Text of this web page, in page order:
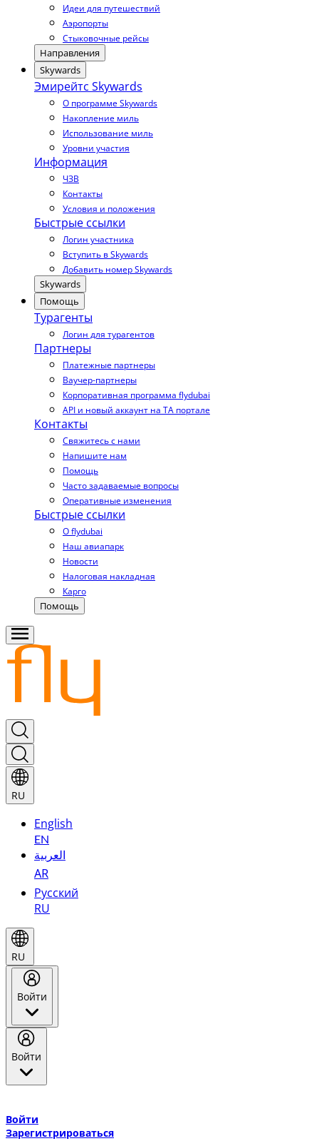
Идеи для путешествий
Аэропорты
Стыковочные рейсы
Направления
Skywards
Эмирейтс Skywards
О программе Skywards
Накопление миль
Использование миль
Уровни участия
Информация
ЧЗВ
Контакты
Условия и положения
Быстрые ссылки
Логин участника
Вступить в Skywards
Добавить номер Skywards
Skywards
Помощь
Турагенты
Логин для турагентов
Партнеры
Платежные партнеры
Ваучер-партнеры
Корпоративная программа flydubai
API и новый аккаунт на TA портале
Контакты
Свяжитесь с нами
Напишите нам
Помощь
Часто задаваемые вопросы
Оперативные изменения
Быстрые ссылки
О flydubai
Наш авиапарк
Новости
Налоговая накладная
Карго
Помощь
RU
English
EN
العربية
AR
Русский
RU
RU
Войти
Войти
Войти
Зарегистрироваться